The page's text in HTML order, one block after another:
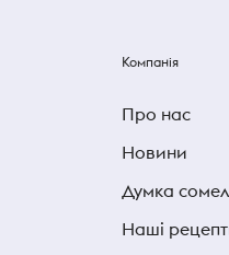
Компанія
Про нас
Новини
Думка
Наші